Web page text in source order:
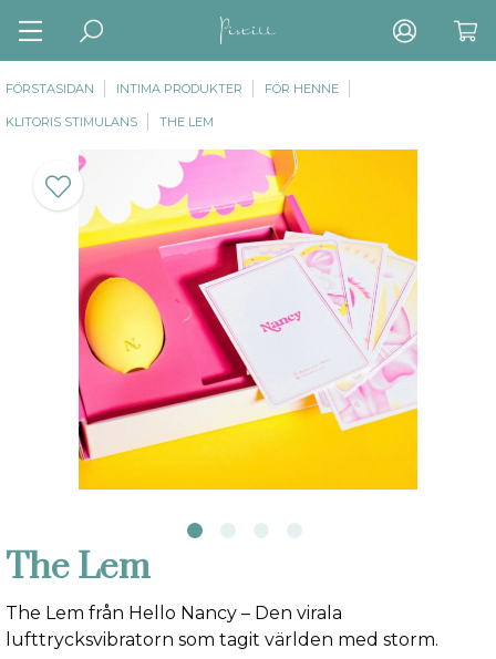
FÖRSTASIDAN INTIMA PRODUKTER FÖR HENNE
KLITORIS STIMULANS THE LEM
The Lem
The Lem från Hello Nancy – Den virala
lufttrycksvibratorn som tagit världen med storm.